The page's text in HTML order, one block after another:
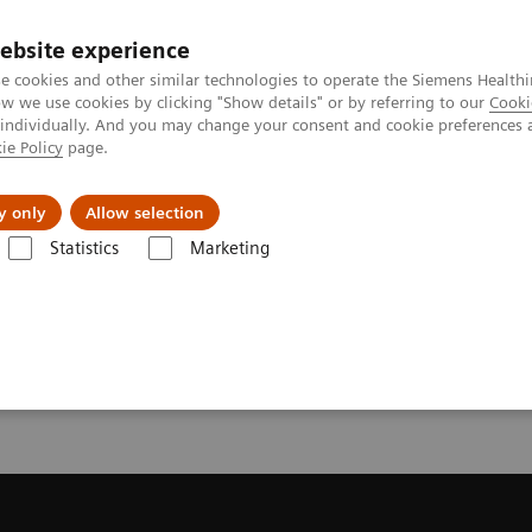
experience
cookies and other similar technologies to operate the Siemens
we use cookies by clicking "Show details" or by referring to our
And you may change your consent and cookie
Policy page.
only Allow selection
Statistics Marketing
Náš cieľ